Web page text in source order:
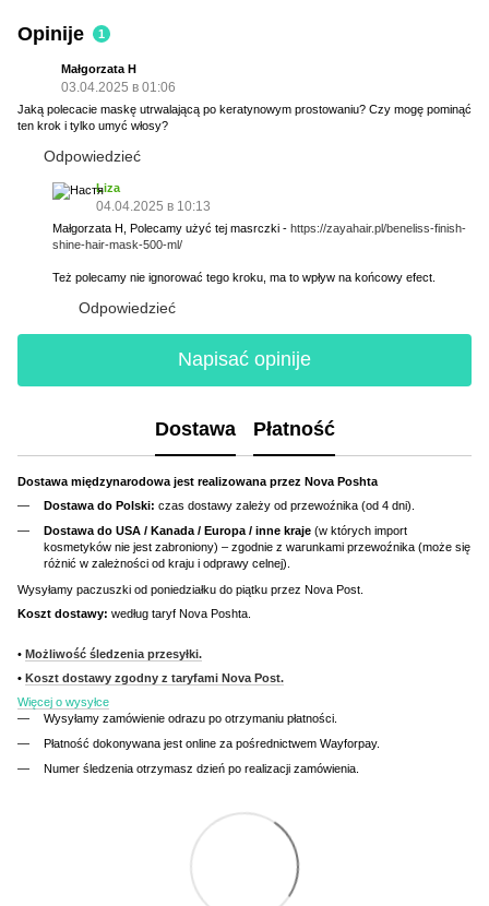
Opinije 1
Małgorzata H
03.04.2025 в 01:06
Jaką polecacie maskę utrwalającą po keratynowym prostowaniu? Czy mogę pominąć
ten krok i tylko umyć włosy?
Odpowiedzieć
Liza
04.04.2025 в 10:13
Małgorzata H, Polecamy użyć tej masrczki - https://zayahair.pl/beneliss-finish-
shine-hair-mask-500-ml/
Też polecamy nie ignorować tego kroku, ma to wpływ na końcowy efect.
Odpowiedzieć
Napisać opinije
Dostawa Płatność
Dostawa międzynarodowa jest realizowana przez Nova Poshta
Dostawa do Polski: czas dostawy zależy od przewoźnika (od 4 dni).
Dostawa do USA / Kanada / Europa / inne kraje (w których import
kosmetyków nie jest zabroniony) – zgodnie z warunkami przewoźnika (może się
różnić w zależności od kraju i odprawy celnej).
Wysyłamy paczuszki od poniedziałku do piątku przez Nova Post.
Koszt dostawy: według taryf Nova Poshta.
• Możliwość śledzenia przesyłki.
• Koszt dostawy zgodny z taryfami Nova Post.
Więcej o wysyłce
Wysyłamy zamówienie odrazu po otrzymaniu płatności.
Płatność dokonywana jest online za pośrednictwem Wayforpay.
Numer śledzenia otrzymasz dzień po realizacji zamówienia.